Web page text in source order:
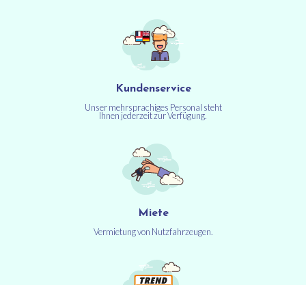
Kundenservice
Unser mehrsprachiges Personal steht
Ihnen jederzeit zur Verfügung.
Miete
Vermietung von Nutzfahrzeugen.